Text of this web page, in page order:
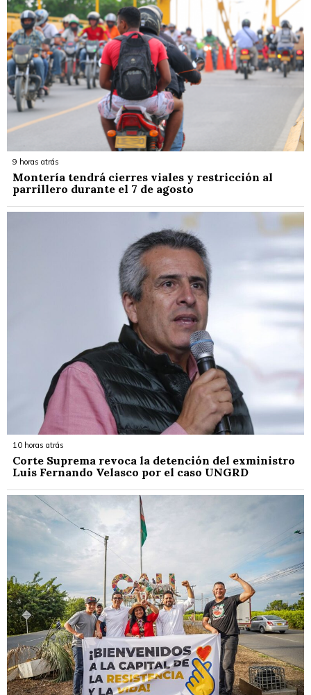
9 horas atrás
Montería tendrá cierres viales y restricción al
parrillero durante el 7 de agosto
10 horas atrás
Corte Suprema revoca la detención del exministro
Luis Fernando Velasco por el caso UNGRD